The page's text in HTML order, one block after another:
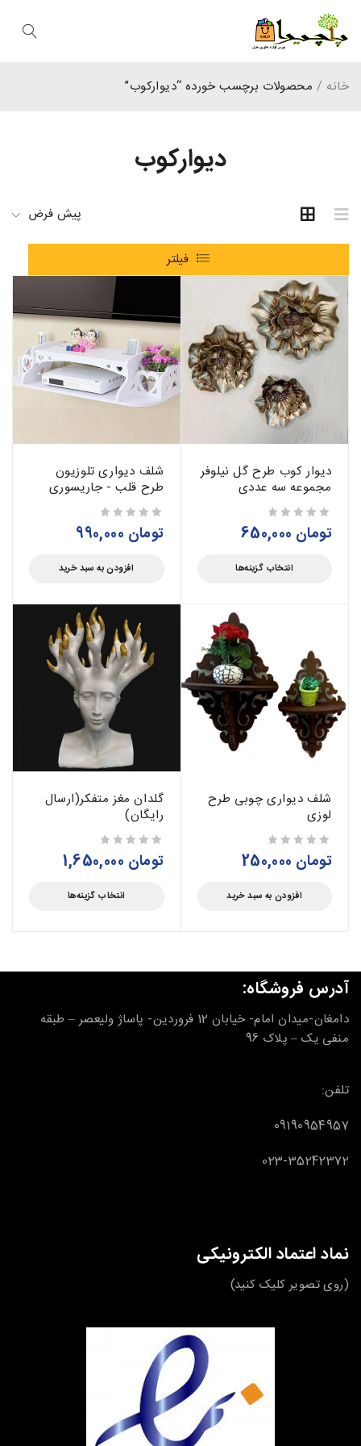
دیوارکوب
خانه / محصولات برچسب خورده “دیوارکوب”
پیش فرض
فیلتر
دیوار کوب طرح گل نیلوفر
مجموعه سه عددی
تومان
انتخاب گزینه‌ها
شلف دیواری تلوزیون
طرح قلب - جاریسوری
تومان
افزودن به سبد خرید
شلف دیواری چوبی طرح
لوزی
تومان
افزودن به سبد خرید
گلدان مغز متفکر(ارسال
رایگان)
تومان
انتخاب گزینه‌ها
آدرس فروشگاه:
دامغان-میدان امام- خیابان 12 فروردین- پاساژ ولیعصر – طبقه
منفی یک – پلاک 96
تلفن:
09190954957
023-35242372
نماد اعتماد الکترونیکی
(روی تصویر کلیک کنید)